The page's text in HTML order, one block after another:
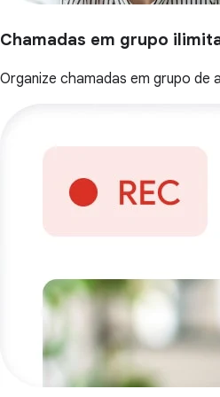
Chamadas em grupo
Organize chamadas em grupo de